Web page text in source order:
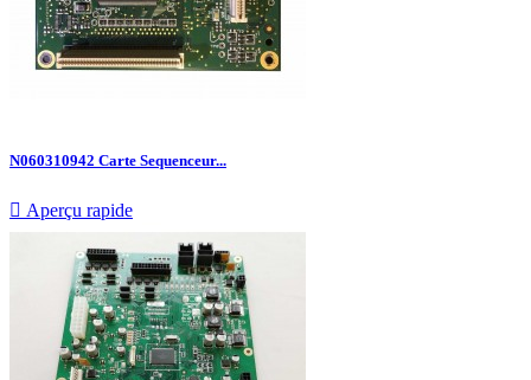
N060310942 Carte Sequenceur...
 Aperçu rapide